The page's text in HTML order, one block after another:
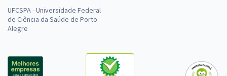
DEGASE - Departamento Geral de Ações Socioeducativas do Rio de
UFCSPA - Universidade Federal
de Ciência da Saúde de Porto
Alegre